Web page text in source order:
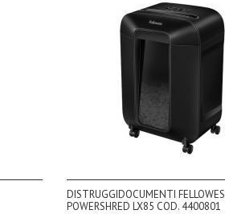
DISTRUGGIDOCUMENTI FELLOWES
POWERSHRED LX85 COD. 4400801